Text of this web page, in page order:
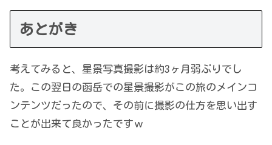
あとがき
考えてみると、星景写真撮影は約3ヶ月弱ぶりでし
た。この翌日の函岳での星景撮影がこの旅のメインコ
ンテンツだったので、その前に撮影の仕方を思い出す
ことが出来て良かったですｗ